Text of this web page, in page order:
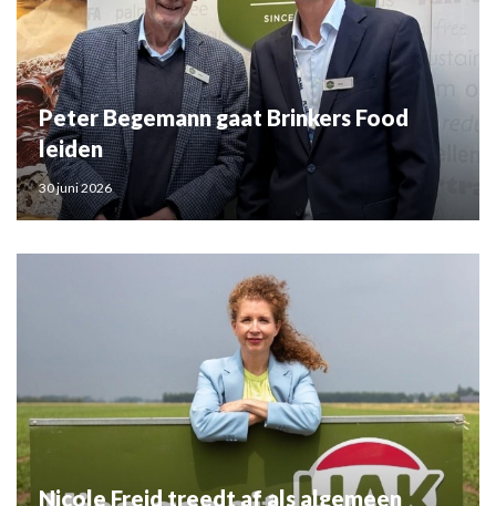
Peter Begemann gaat Brinkers Food
leiden
30 juni 2026
Nicole Freid treedt af als algemeen